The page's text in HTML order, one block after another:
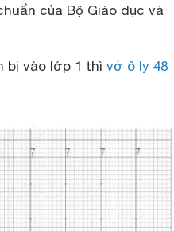
của Bộ Giáo dục và
bị vào lớp 1 thì vở ô ly 48